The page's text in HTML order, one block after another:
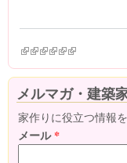
(link is external)
(link is external)
(link is external)
(link is external)
(link is
(link is
メルマガ・建築
家作りに役立つ情報
メール*